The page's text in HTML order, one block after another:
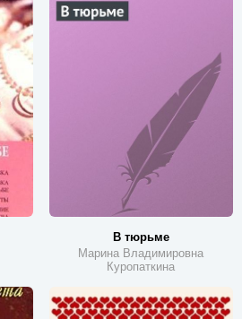
В тюрьме
Марина Владимировна
Куропаткина